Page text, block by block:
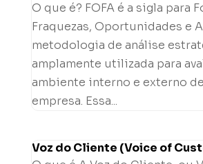
O que é? FOFA é a sigla para
Fraquezas, Oportunidades e
metodologia de análise
amplamente utilizada para
ambiente interno e externo
empresa. Essa...
Voz do Cliente (Voice of